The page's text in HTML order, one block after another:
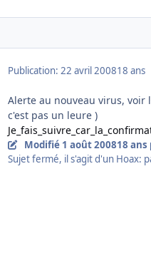
Publication: 22 avril 200818 ans
Alerte au nouveau virus, voir
c'est pas un leure )
Modifié 1 août 200818 ans
Sujet fermé, il s'agit d'un Hoax: